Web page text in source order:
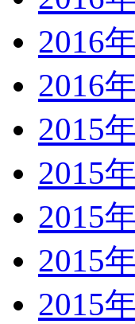
2016
2016
2015
2015
2015
2015
2015